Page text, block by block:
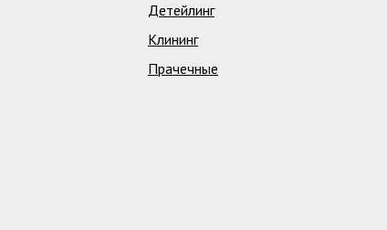
Детейлинг
Клининг
Прачечные